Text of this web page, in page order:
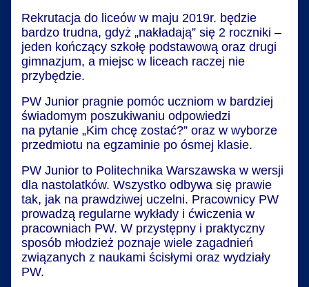
Rekrutacja do liceów w maju 2019r. będzie
bardzo trudna, gdyż „nakładają” się 2 roczniki –
jeden kończący szkołę podstawową oraz drugi
gimnazjum, a miejsc w liceach raczej nie
przybędzie.
PW Junior pragnie pomóc uczniom w bardziej
świadomym poszukiwaniu odpowiedzi
na pytanie „Kim chcę zostać?” oraz w wyborze
przedmiotu na egzaminie po ósmej klasie.
PW Junior to Politechnika Warszawska w wersji
dla nastolatków. Wszystko odbywa się prawie
tak, jak na prawdziwej uczelni. Pracownicy PW
prowadzą regularne wykłady i ćwiczenia w
pracowniach PW. W przystępny i praktyczny
sposób młodzież poznaje wiele zagadnień
związanych z naukami ścisłymi oraz wydziały
PW.